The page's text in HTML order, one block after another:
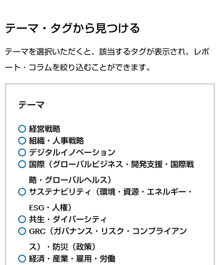
テーマ・タグから見つける
テーマを選択いただくと、該当するタグが表示され、レポ
ート・コラムを絞り込むことができます。
テーマ
経営戦略
組織・人事戦略
デジタルイノベーション
国際（グローバルビジネス・開発支援・国際戦
略・グローバルヘルス）
サステナビリティ（環境・資源・エネルギー・
ESG・人権）
共生・ダイバーシティ
GRC（ガバナンス・リスク・コンプライアン
ス）・防災（政策）
経済・産業・雇用・労働